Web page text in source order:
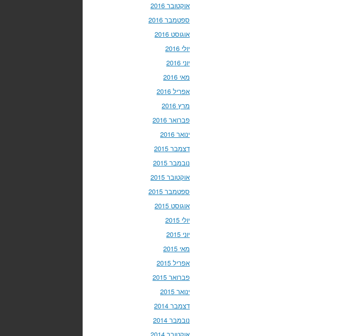
אוקטובר 2016
ספטמבר 2016
אוגוסט 2016
יולי 2016
יוני 2016
מאי 2016
אפריל 2016
מרץ 2016
פברואר 2016
ינואר 2016
דצמבר 2015
נובמבר 2015
אוקטובר 2015
ספטמבר 2015
אוגוסט 2015
יולי 2015
יוני 2015
מאי 2015
אפריל 2015
פברואר 2015
ינואר 2015
דצמבר 2014
נובמבר 2014